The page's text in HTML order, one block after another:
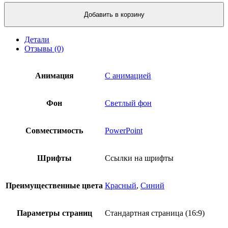
Количество
Маркетинговые
показатели
Добавить в корзину
Детали
Отзывы (0)
Анимация С анимацией
Фон Светлый фон
Совместимость PowerPoint
Шрифты Ссылки на шрифты
Преимущественные цвета Красный, Синий
Параметры страниц Стандартная страница (16:9)